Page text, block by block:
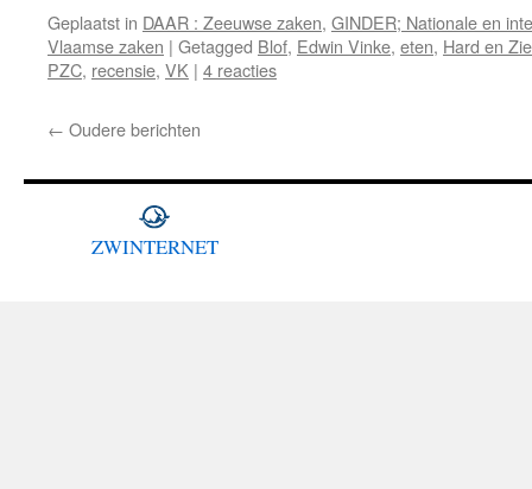
Geplaatst in DAAR : Zeeuwse zaken, GINDER; Nationale en
Vlaamse zaken | Getagged Blof, Edwin Vinke, eten, Hard en
PZC, recensie, VK | 4 reacties
← Oudere berichten
ZWINTERNET